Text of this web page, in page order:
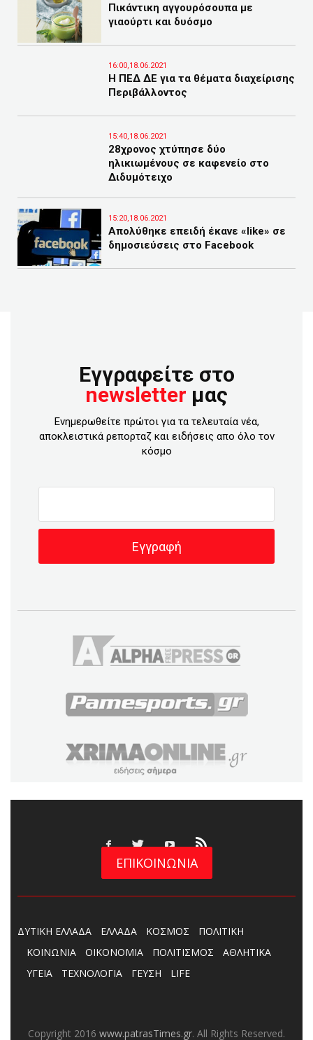
Πικάντικη αγγουρόσουπα με
γιαούρτι και δυόσμο
16:00,18.06.2021
Η ΠΕΔ ΔΕ για τα θέματα διαχείρισης
Περιβάλλοντος
15:40,18.06.2021
28χρονος χτύπησε δύο
ηλικιωμένους σε καφενείο στο
Διδυμότειχο
15:20,18.06.2021
Απολύθηκε επειδή έκανε «like» σε
δημοσιεύσεις στο Facebook
Εγγραφείτε στο
newsletter μας
Ενημερωθείτε πρώτοι για τα τελευταία νέα,
αποκλειστικά ρεπορταζ και ειδήσεις απο όλο τον
κόσμο
ΕΠΙΚΟΙΝΩΝΙΑ
ΔΥΤΙΚΗ ΕΛΛΑΔΑ ΕΛΛΑΔΑ ΚΟΣΜΟΣ
ΠΟΛΙΤΙΚΗ
ΚΟΙΝΩΝΙΑ
ΟΙΚΟΝΟΜΙΑ ΠΟΛΙΤΙΣΜΟΣ
ΑΘΛΗΤΙΚΑ
ΥΓΕΙΑ
ΤΕΧΝΟΛΟΓΙΑ ΓΕΥΣΗ LIFE
Copyright 2016 www.patrasTimes.gr. All Rights Reserved.